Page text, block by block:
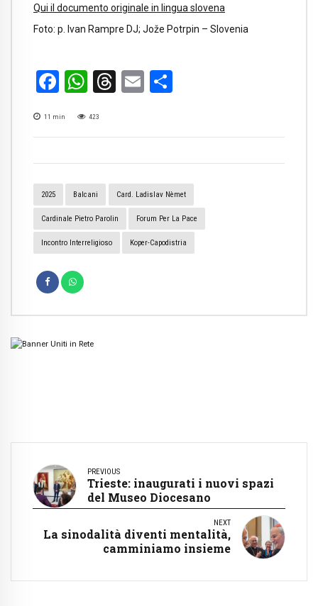
Qui il documento originale in lingua slovena
Foto: p. Ivan Rampre DJ; Jože Potrpin – Slovenia
Facebook
WhatsApp
Threads
Email
11 min 423
2025 Balcani Card. Ladislav Nèmet
Cardinale Pietro Parolin Forum Per La Pace
Incontro Interreligioso Koper-Capodistria
PREVIOUS
Trieste: inaugurati i nuovi spazi
del Museo Diocesano
NEXT
La sinodalità diventi mentalità,
camminiamo insieme